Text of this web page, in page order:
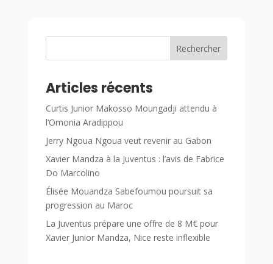
Rechercher
Articles récents
Curtis Junior Makosso Moungadji attendu à
l’Omonia Aradippou
Jerry Ngoua Ngoua veut revenir au Gabon
Xavier Mandza à la Juventus : l’avis de Fabrice
Do Marcolino
Élisée Mouandza Sabefoumou poursuit sa
progression au Maroc
La Juventus prépare une offre de 8 M€ pour
Xavier Junior Mandza, Nice reste inflexible